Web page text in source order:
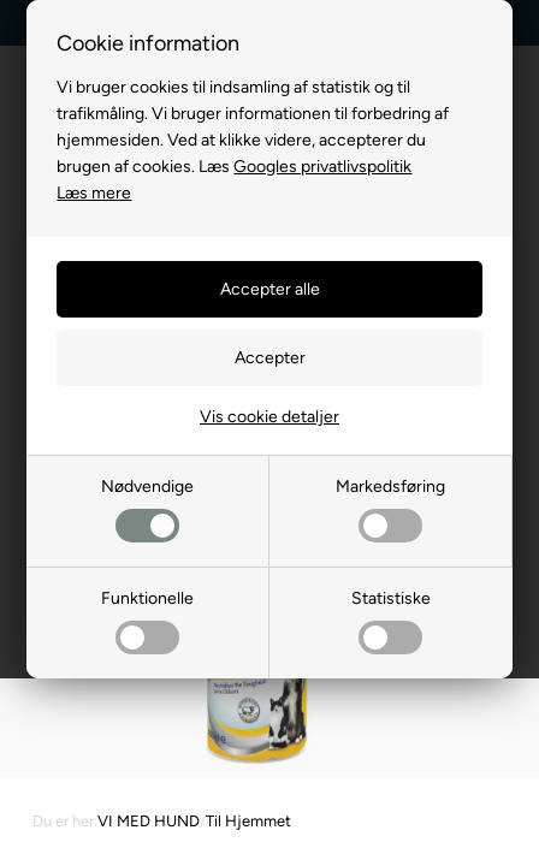
Cookie information
Vi bruger cookies til indsamling af statistik og til
trafikmåling. Vi bruger informationen til forbedring af
hjemmesiden. Ved at klikke videre, accepterer du
brugen af cookies. LæsGoogles privatlivspolitik
Læs mere
Nødvendige Markedsføring
Funktionelle Statistiske
Vis cookie detaljer
Du er her:VI MED HUND/Til Hjemmet